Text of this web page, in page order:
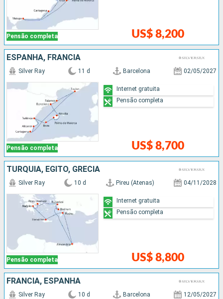
Pensão completa US$ 8,200
ESPANHA, FRANCIA
Pensão completa
Silver Ray 11 d Barcelona 02/05/2027
US$ 8,700
Internet gratuita
Pensão completa
TURQUIA, EGITO, GRÉCIA
Pensão completa
Silver Ray 10 d Pireu (Atenas) 04/11/2028
US$ 8,800
Internet gratuita
Pensão completa
FRANCIA, ESPANHA
Silver Ray 10 d Barcelona 12/05/2027